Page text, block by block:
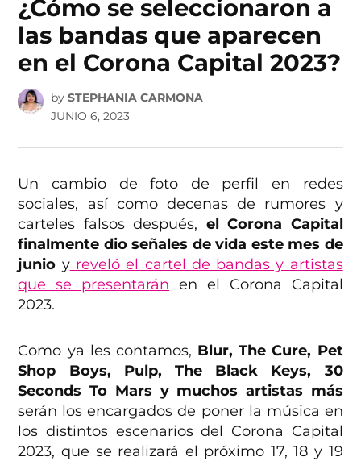
¿Cómo se seleccionaron a
las bandas que aparecen
en el Corona Capital 2023?
by STEPHANIA CARMONA
JUNIO 6, 2023
Un cambio de foto de perfil en redes
sociales, así como decenas de rumores y
carteles falsos después, el Corona Capital
finalmente dio señales de vida este mes de
junio yreveló el cartel de bandas y artistas
que se presentarán en el Corona Capital
2023.
Como ya les contamos, Blur, The Cure, Pet
Shop Boys, Pulp, The Black Keys, 30
Seconds To Mars y muchos artistas más
serán los encargados de poner la música en
los distintos escenarios del Corona Capital
2023, que se realizará el próximo 17, 18 y 19